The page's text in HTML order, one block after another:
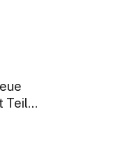
neusten & wichtigsten
Events. Für die
können Sie sich von
Teil...